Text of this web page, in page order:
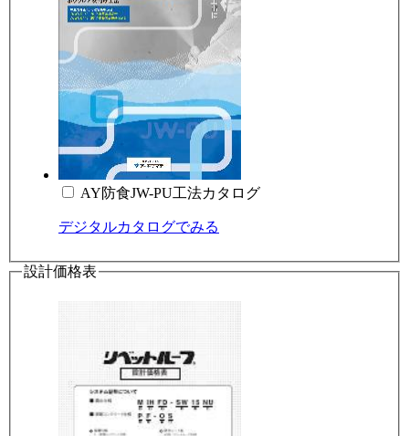
AY防食JW-PU工法カタログ
デジタルカタログでみる
設計価格表